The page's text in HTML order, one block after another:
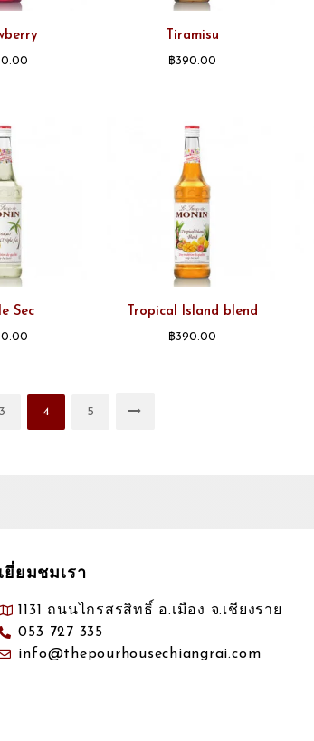
Tiramisu
฿390.00
Sec Tropical Island blend
฿390.00
3 4 5
เยี่ยมชมเรา
1131 ถนนไกรสรสิทธิ์ อ.เมือง จ.เชียงราย
053 727 335
info@thepourhousechiangrai.com